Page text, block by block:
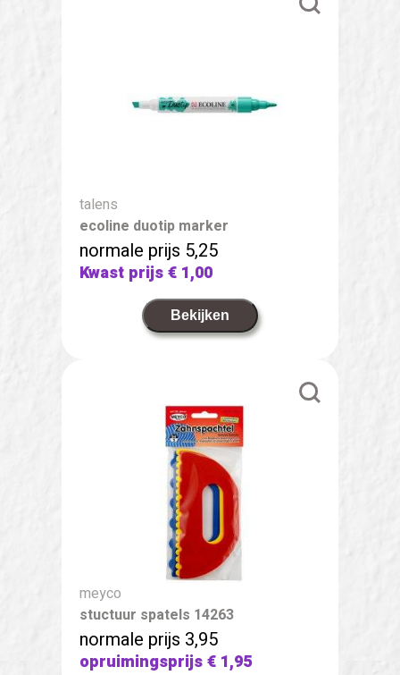
talens
ecoline duotip marker
normale prijs 5,25
Kwast prijs€ 1,00
Bekijken
meyco
stuctuur spatels 14263
normale prijs 3,95
opruimingsprijs€ 1,95